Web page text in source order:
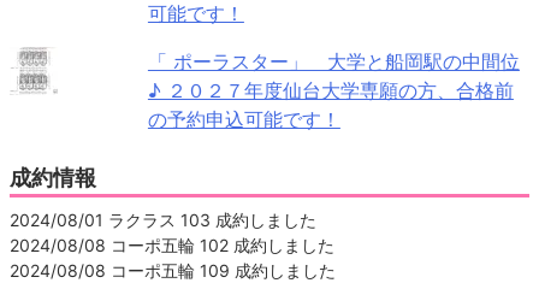
可能です！
「 ポーラスター」 大学と船岡駅の中間位
♪ ２０２７年度仙台大学専願の方、合格前
の予約申込可能です！
成約情報
2024/08/01 ラクラス 103 成約しました
2024/08/08 コーポ五輪 102 成約しました
2024/08/08 コーポ五輪 109 成約しました